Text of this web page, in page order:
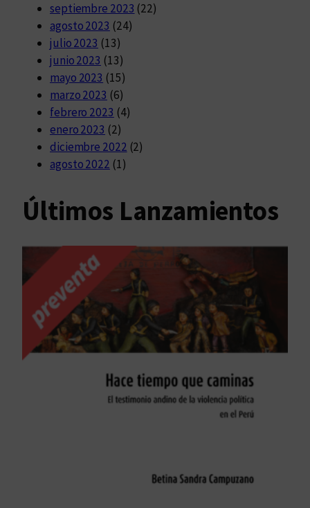
septiembre 2023 (22)
agosto 2023 (24)
julio 2023 (13)
junio 2023 (13)
mayo 2023 (15)
marzo 2023 (6)
febrero 2023 (4)
enero 2023 (2)
diciembre 2022 (2)
agosto 2022 (1)
Últimos Lanzamientos